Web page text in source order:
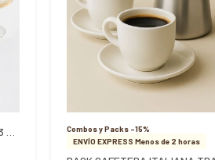
Combos y Packs -15%
ENVÍO EXPRESS Menos de 2 horas